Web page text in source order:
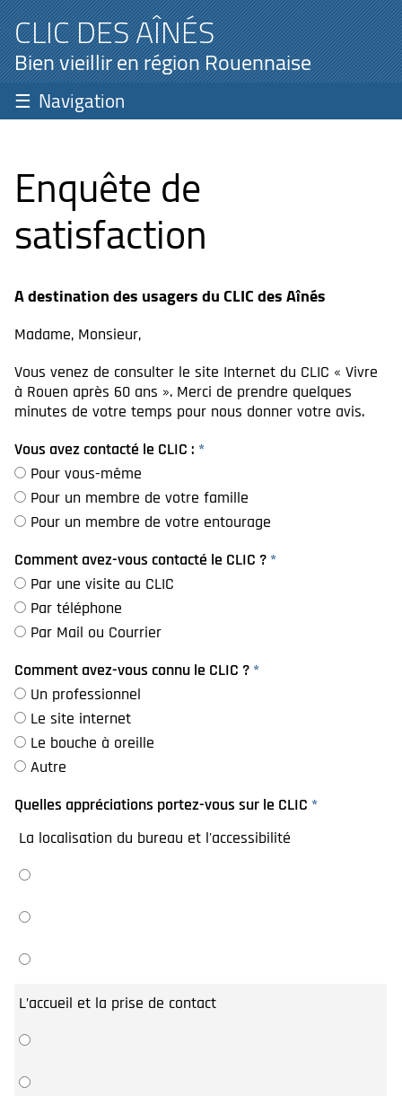
CLIC DES AÎNÉS
Bien vieillir en région Rouennaise
Navigation
Enquête de
satisfaction
A destination des usagers du CLIC des Aînés
Madame, Monsieur,
Vous venez de consulter le site Internet du CLIC « Vivre
à Rouen après 60 ans ». Merci de prendre quelques
minutes de votre temps pour nous donner votre avis.
Vous avez contacté le CLIC : *
Pour vous-même
Pour un membre de votre famille
Pour un membre de votre entourage
Comment avez-vous contacté le CLIC ? *
Par une visite au CLIC
Par téléphone
Par Mail ou Courrier
Comment avez-vous connu le CLIC ? *
Un professionnel
Le site internet
Le bouche à oreille
Autre
Quelles appréciations portez-vous sur le CLIC *
La localisation du bureau et l'accessibilité
L’accueil et la prise de contact